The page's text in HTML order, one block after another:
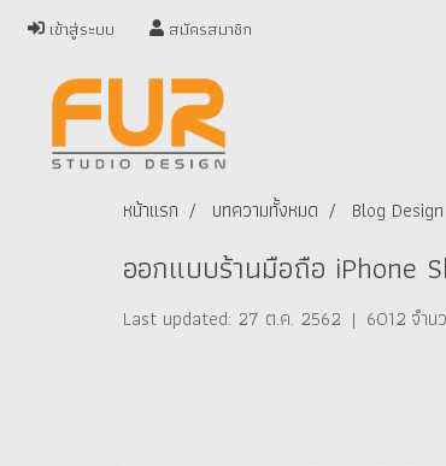
เข้าสู่ระบบ สมัครสมาชิก
หน้าแรก บทความทั้งหมด Blog Design
ออกแบบร้านมือถือ iPhone
Last updated: 27 ต.ค. 2562 | 6012 จำน